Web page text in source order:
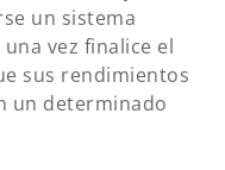
un sistema
vez finalice el
sus rendimientos
un determinado